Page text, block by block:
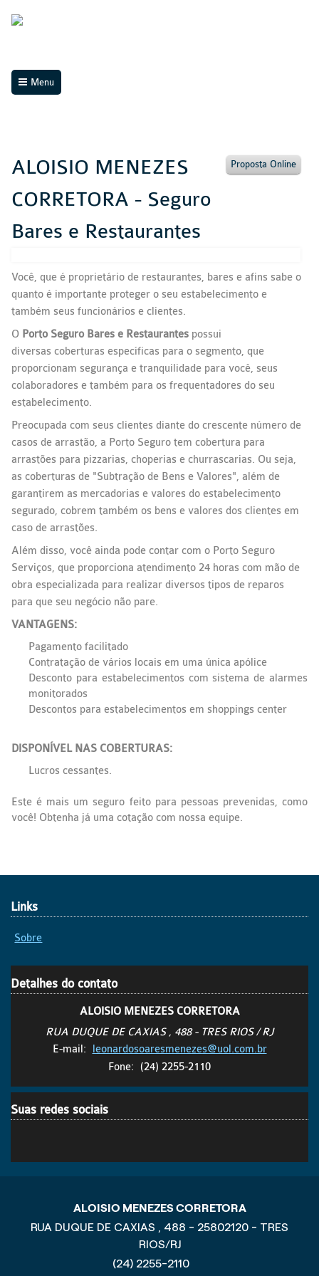
Menu
Proposta Online
ALOISIO MENEZES
CORRETORA - Seguro
Bares e Restaurantes
Você, que é proprietário de restaurantes, bares e afins sabe o
quanto é importante proteger o seu estabelecimento e
também seus funcionários e clientes.
O Porto Seguro Bares e Restaurantes possui
diversas coberturas específicas para o segmento, que
proporcionam segurança e tranquilidade para você, seus
colaboradores e também para os frequentadores do seu
estabelecimento.
Preocupada com seus clientes diante do crescente número de
casos de arrastão, a Porto Seguro tem cobertura para
arrastões para pizzarias, choperias e churrascarias. Ou seja,
as coberturas de "Subtração de Bens e Valores", além de
garantirem as mercadorias e valores do estabelecimento
segurado, cobrem também os bens e valores dos clientes em
caso de arrastões.
Além disso, você ainda pode contar com o Porto Seguro
Serviços, que proporciona atendimento 24 horas com mão de
obra especializada para realizar diversos tipos de reparos
para que seu negócio não pare.
VANTAGENS:
Pagamento facilitado
Contratação de vários locais em uma única apólice
Desconto para estabelecimentos com sistema de alarmes
monitorados
Descontos para estabelecimentos em shoppings center
DISPONÍVEL NAS COBERTURAS:
Lucros cessantes.
Este é mais um seguro feito para pessoas prevenidas, como
você! Obtenha já uma cotação com nossa equipe.
Links
Sobre
Detalhes do contato
ALOISIO MENEZES CORRETORA
RUA DUQUE DE CAXIAS , 488 - TRES RIOS / RJ
E-mail:
leonardosoaresmenezes@uol.com.br
Fone:
(24) 2255-2110
Suas redes sociais
ALOISIO MENEZES CORRETORA
RUA DUQUE DE CAXIAS , 488 - 25802120 - TRES
RIOS/RJ
(24) 2255-2110